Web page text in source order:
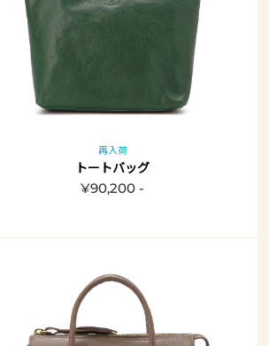
再入荷
トートバッグ
¥90,200 -